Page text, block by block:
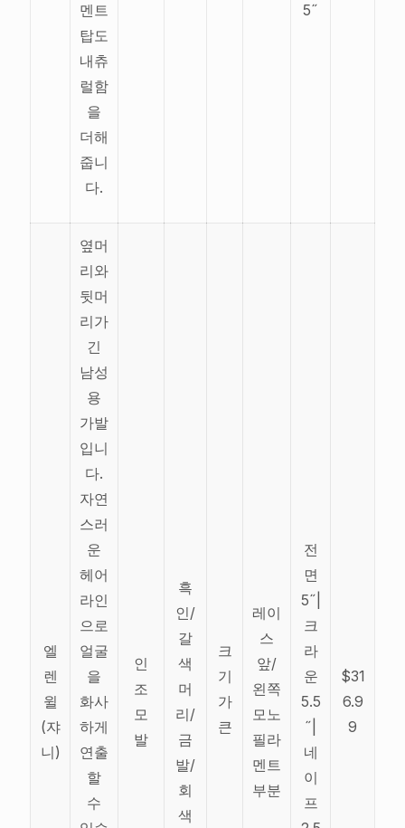
멘트
탑도
내츄
럴함
을
더해
줍니
다.
5˝
엘
렌
윌
(쟈
니)
옆머
리와
뒷머
리가
긴
남성
용
가발
입니
다.
자연
스러
운
헤어
라인
으로
얼굴
을
화사
하게
연출
할
수
인
조
모
발
흑
인/
갈
색
머
리/
금
발/
회
색
크
기
가
큰
레이
스
앞/
왼쪽
모노
필라
멘트
부분
전
면
5˝|
크
라
운
5.5
˝|
네
이
프
$31
6.9
9